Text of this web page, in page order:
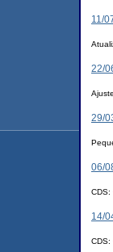
11/
22/
29/
06/
CDS:
14/
CDS: